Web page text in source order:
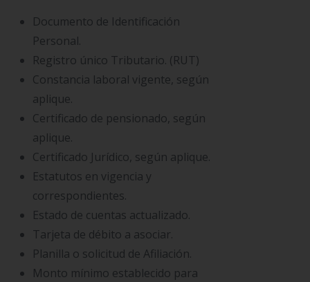
Documento de Identificación
Personal.
Registro único Tributario. (RUT)
Constancia laboral vigente, según
aplique.
Certificado de pensionado, según
aplique.
Certificado Jurídico, según aplique.
Estatutos en vigencia y
correspondientes.
Estado de cuentas actualizado.
Tarjeta de débito a asociar.
Planilla o solicitud de Afiliación.
Monto mínimo establecido para